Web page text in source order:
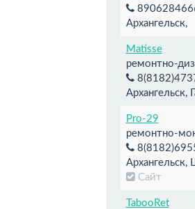
Архангельск,
Matisse
ремонтно-
Архангельск,
Pro-29
ремонтно-
Архангельск,
Сайт
TabooRet